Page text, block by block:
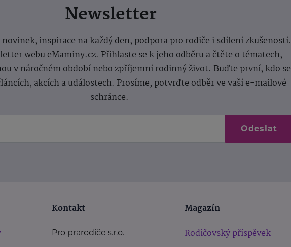
Newsletter
inspirace na každý den, podpora pro rodiče i sdílení zkušeností.
webu eMaminy.cz. Přihlaste se k jeho odběru a čtěte o tématech,
v náročném období nebo zpříjemní rodinný život. Buďte první, kdo se
akcích a událostech. Prosíme, potvrďte odběr ve vaší e-mailové
schránce.
Odeslat
Kontakt
Pro prarodiče s.r.o.
Magazín
Rodičovský příspěvek